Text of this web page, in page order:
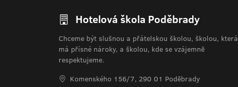
Hotelová škola Poděbrady
Chceme být slušnou a přátelskou školou, školou, která
má přísné nároky, a školou, kde se vzájemně
respektujeme.
Komenského 156/7, 290 01 Poděbrady